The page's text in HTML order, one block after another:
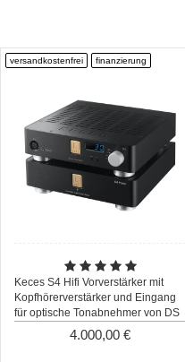
versandkostenfrei finanzierung
Keces S4 Hifi Vorverstärker mit
Kopfhörerverstärker und Eingang
für optische Tonabnehmer von DS
4.000,00 €